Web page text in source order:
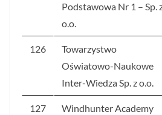
Podstawowa Nr 1 – Sp.
o.o.
126
Towarzystwo
Oświatowo-Naukowe
Inter-Wiedza Sp. z o.o.
127
Windhunter Academy